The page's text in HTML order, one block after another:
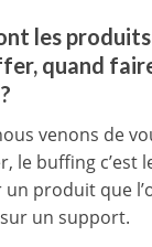
les produits
quand
venons de
le buffing c’est
un produit que
un support.